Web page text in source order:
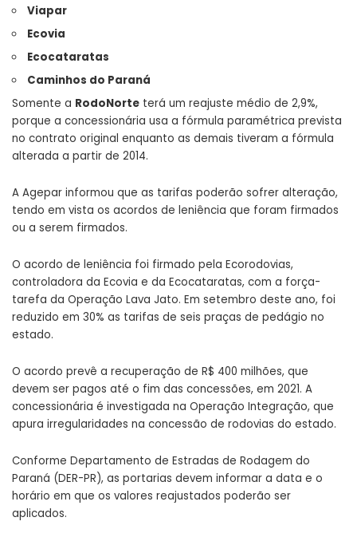
Viapar
Ecovia
Ecocataratas
Caminhos do Paraná
Somente a RodoNorte terá um reajuste médio de 2,9%,
porque a concessionária usa a fórmula paramétrica prevista
no contrato original enquanto as demais tiveram a fórmula
alterada a partir de 2014.
A Agepar informou que as tarifas poderão sofrer alteração,
tendo em vista os acordos de leniência que foram firmados
ou a serem firmados.
O acordo de leniência foi firmado pela Ecorodovias,
controladora da Ecovia e da Ecocataratas, com a força-
tarefa da Operação Lava Jato. Em setembro deste ano, foi
reduzido em 30% as tarifas de seis praças de pedágio no
estado.
O acordo prevê a recuperação de R$ 400 milhões, que
devem ser pagos até o fim das concessões, em 2021. A
concessionária é investigada na Operação Integração, que
apura irregularidades na concessão de rodovias do estado.
Conforme Departamento de Estradas de Rodagem do
Paraná (DER-PR), as portarias devem informar a data e o
horário em que os valores reajustados poderão ser
aplicados.